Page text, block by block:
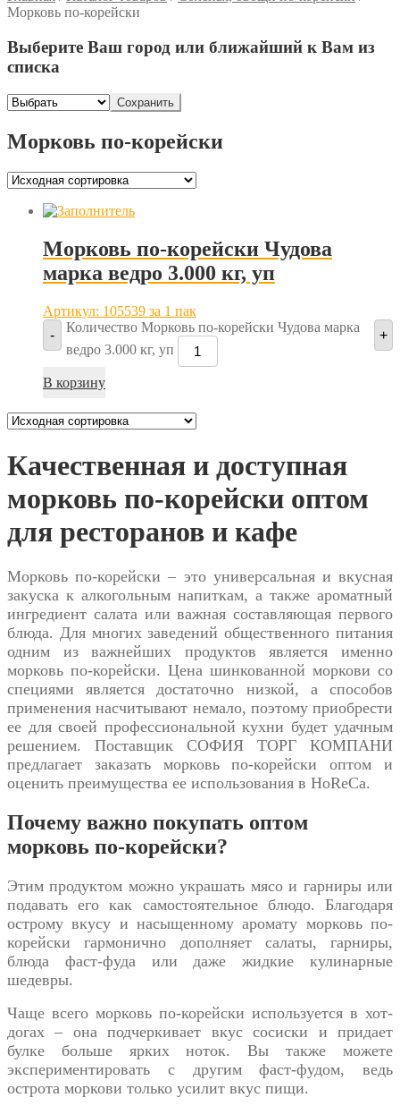
Морковь по-корейски
Выберите Ваш город или ближайший к Вам из
списка
Сохранить
Морковь по-корейски
Морковь по-корейски Чудова
марка ведро 3.000 кг, уп
Артикул: 105539 за 1 пак
-
Количество Морковь по-корейски Чудова марка
ведро 3.000 кг, уп
+
В корзину
Качественная и доступная
морковь по-корейски оптом
для ресторанов и кафе
Морковь по-корейски – это универсальная и вкусная
закуска к алкогольным напиткам, а также ароматный
ингредиент салата или важная составляющая первого
блюда. Для многих заведений общественного питания
одним из важнейших продуктов является именно
морковь по-корейски. Цена шинкованной моркови со
специями является достаточно низкой, а способов
применения насчитывают немало, поэтому приобрести
ее для своей профессиональной кухни будет удачным
решением. Поставщик СОФИЯ ТОРГ КОМПАНИ
предлагает заказать морковь по-корейски оптом и
оценить преимущества ее использования в HoReCa.
Почему важно покупать оптом
морковь по-корейски?
Этим продуктом можно украшать мясо и гарниры или
подавать его как самостоятельное блюдо. Благодаря
острому вкусу и насыщенному аромату морковь по-
корейски гармонично дополняет салаты, гарниры,
блюда фаст-фуда или даже жидкие кулинарные
шедевры.
Чаще всего морковь по-корейски используется в хот-
догах – она ​​подчеркивает вкус сосиски и придает
булке больше ярких ноток. Вы также можете
экспериментировать с другим фаст-фудом, ведь
острота моркови только усилит вкус пищи.